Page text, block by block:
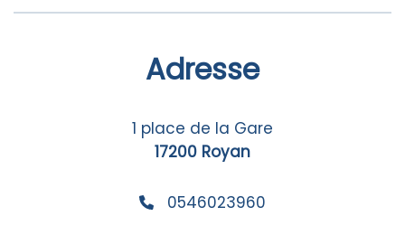
Adresse
1 place de la Gare
17200 Royan
0546023960